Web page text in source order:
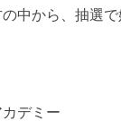
中から、抽選で
デミー